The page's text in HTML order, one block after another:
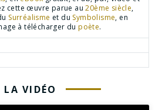
cette œuvre parue au20ème siècle,
Surréalisme et du Symbolisme, en
à télécharger dupoète.
LA VIDÉO